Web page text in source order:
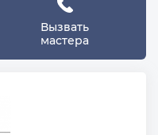
Вызвать
мастера